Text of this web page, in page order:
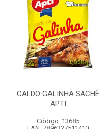
CALDO GALINHA SACHÊ
APTI
Código: 13685